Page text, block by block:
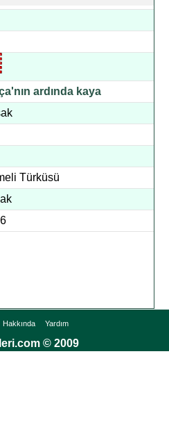
ardında kaya
Türküsü
Hakkında Yardım
© 2009